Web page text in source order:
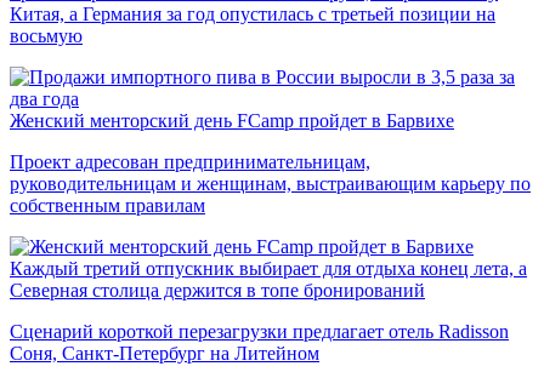
Китая, а Германия за год опустилась с третьей позиции на
восьмую
Женский менторский день FCamp пройдет в Барвихе
Проект адресован предпринимательницам,
руководительницам и женщинам, выстраивающим карьеру по
собственным правилам
Каждый третий отпускник выбирает для отдыха конец лета, а
Северная столица держится в топе бронирований
Сценарий короткой перезагрузки предлагает отель Radisson
Соня, Санкт-Петербург на Литейном